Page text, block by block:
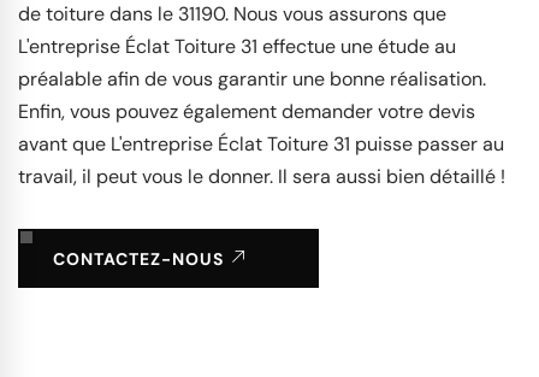
de toiture dans le 31190. Nous vous assurons que
L'entreprise Éclat Toiture 31 effectue une étude au
préalable afin de vous garantir une bonne réalisation.
Enfin, vous pouvez également demander votre devis
avant que L'entreprise Éclat Toiture 31 puisse passer au
travail, il peut vous le donner. Il sera aussi bien détaillé !
CONTACTEZ-NOUS